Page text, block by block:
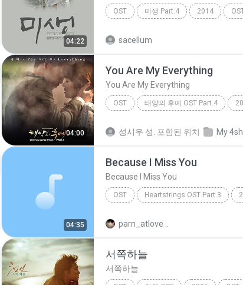
04:22
OST 미생 Part.4 2014
sacellum
04:00
You Are My Everything
You Are My Everything
OST 태양의 후예 OST Part.4
성시우 성. 포함된 위치 My
04:35
Because I Miss You
Because I Miss You
OST Heartstrings OST Part 3
parn_atlove ..
서쪽하늘
서쪽하늘